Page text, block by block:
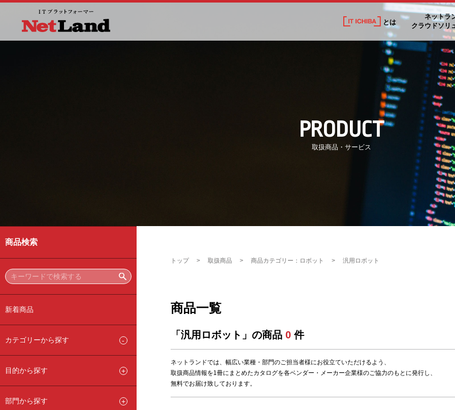
とは
ネットラ
クラウドソリ
PRODUCT
取扱商品・サービス
トップ 取扱商品 商品カテゴリー：ロボット 汎用ロボット
商品一覧
「汎用ロボット」の商品0 件
ネットランドでは、幅広い業種・部門のご担当者様にお役立ていただけるよう、
取扱商品情報を1冊にまとめたカタログを各ベンダー・メーカー企業様のご協力のもとに発行し、
無料でお届け致しております。
商品検索
新着商品
カテゴリーから探す
目的から探す
部門から探す